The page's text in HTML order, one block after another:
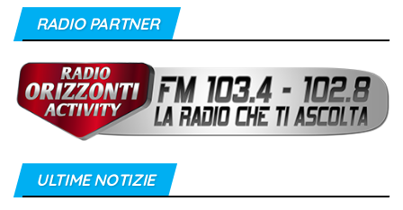
RADIO PARTNER
ULTIME NOTIZIE